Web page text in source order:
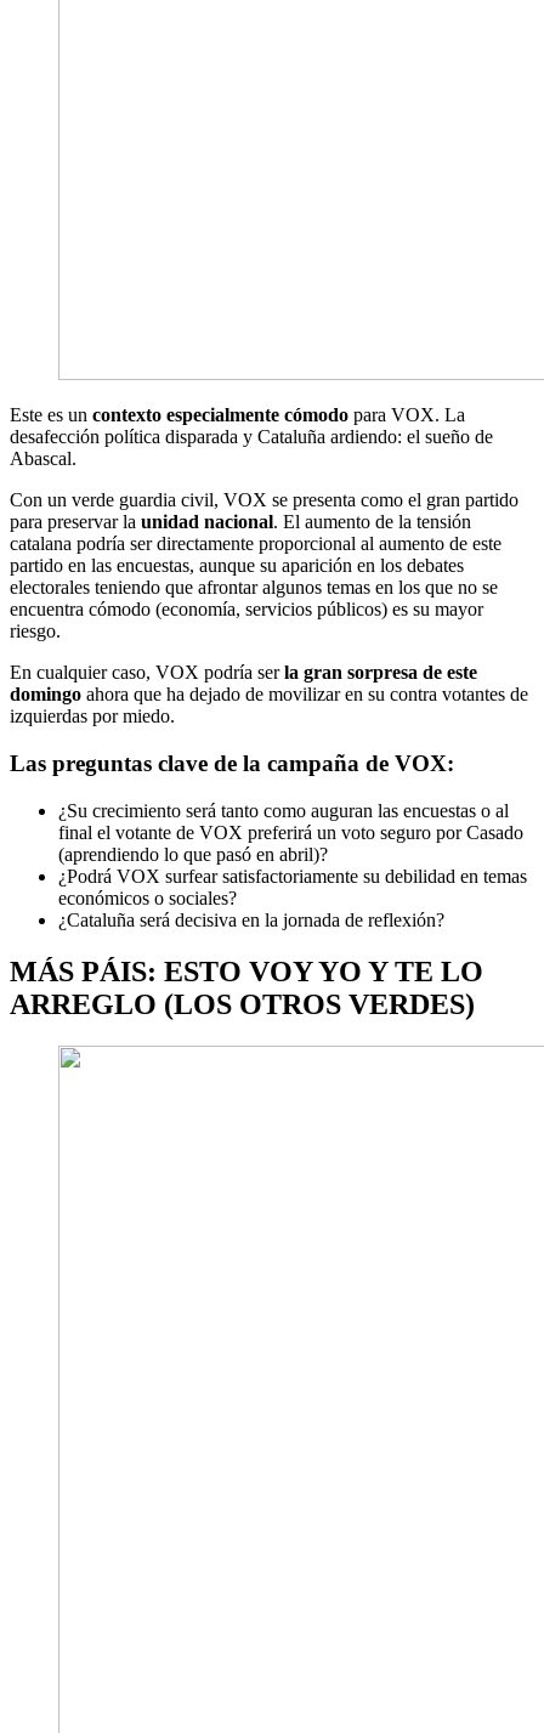
Este es un contexto especialmente cómodo para VOX. La
desafección política disparada y Cataluña ardiendo: el sueño de
Abascal.
Con un verde guardia civil, VOX se presenta como el gran partido
para preservar la unidad nacional. El aumento de la tensión
catalana podría ser directamente proporcional al aumento de este
partido en las encuestas, aunque su aparición en los debates
electorales teniendo que afrontar algunos temas en los que no se
encuentra cómodo (economía, servicios públicos) es su mayor
riesgo.
En cualquier caso, VOX podría serla gran sorpresa de este
domingo ahora que ha dejado de movilizar en su contra votantes de
izquierdas por miedo.
Las preguntas clave de la campaña de VOX:
¿Su crecimiento será tanto como auguran las encuestas o al
final el votante de VOX preferirá un voto seguro por Casado
(aprendiendo lo que pasó en abril)?
¿Podrá VOX surfear satisfactoriamente su debilidad en temas
económicos o sociales?
¿Cataluña será decisiva en la jornada de reflexión?
MÁS PÁIS: ESTO VOY YO Y TE LO
ARREGLO (LOS OTROS VERDES)